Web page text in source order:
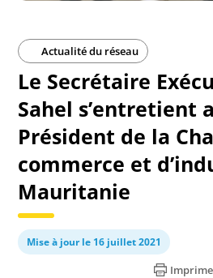
Actualité du réseau
Le Secrétaire
Sahel s’entretient
Président de la
commerce et
Mauritanie
Mise à jour le 16 juillet 2021